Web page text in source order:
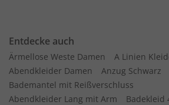
Entdecke auch
Ärmellose Weste Damen
A Linien
Abendkleider Damen
Anzug Schwarz
Bademantel mit Reißverschluss
Abendkleider Lang mit Arm
Badekleid